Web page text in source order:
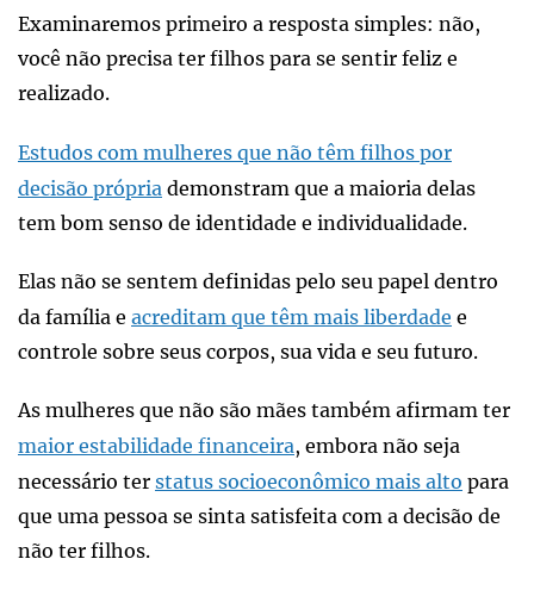
Examinaremos primeiro a resposta simples: não,
você não precisa ter filhos para se sentir feliz e
realizado.
Estudos com mulheres que não têm filhos por
decisão própria demonstram que a maioria delas
tem bom senso de identidade e individualidade.
Elas não se sentem definidas pelo seu papel dentro
da família e acreditam que têm mais liberdade e
controle sobre seus corpos, sua vida e seu futuro.
As mulheres que não são mães também afirmam ter
maior estabilidade financeira, embora não seja
necessário ter status socioeconômico mais alto para
que uma pessoa se sinta satisfeita com a decisão de
não ter filhos.